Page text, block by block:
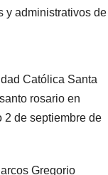
y administrativos
Católica Santa
rosario en
2 de septiembre de
Gregorio